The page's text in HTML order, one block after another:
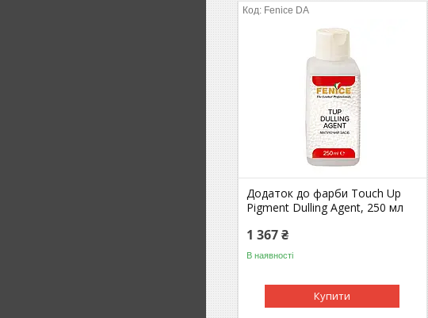
Fenice DA
Додаток до фарби Touch Up
Pigment Dulling Agent, 250 мл
1 367 ₴
В наявності
Купити